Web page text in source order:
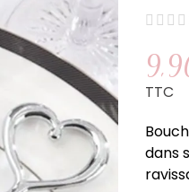
TTC
dans